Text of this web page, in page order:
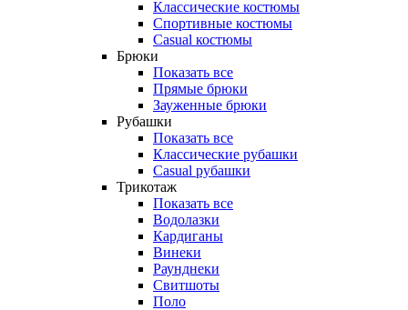
Классические костюмы
Спортивные костюмы
Casual костюмы
Брюки
Показать все
Прямые брюки
Зауженные брюки
Рубашки
Показать все
Классические рубашки
Casual рубашки
Трикотаж
Показать все
Водолазки
Кардиганы
Винеки
Раунднеки
Свитшоты
Поло